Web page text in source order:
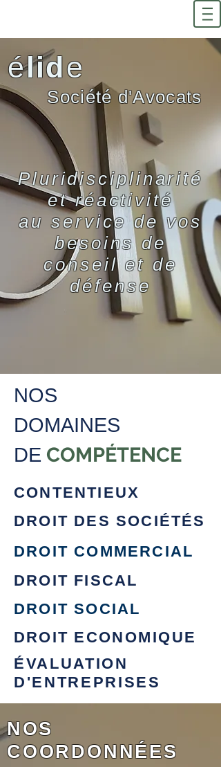
élide
Société d'Avocats
Pluridisciplinarité
et réactivité
au service de vos
besoins de
conseil et de
défense
NOS
DOMAINES
DE COMPÉTENCE
CONTENTIEUX
DROIT DES SOCIÉTÉS
DROIT COMMERCIAL
DROIT FISCAL​
DROIT SOCIAL
DROIT ECONOMIQUE
ÉVALUATION
D'ENTREPRISES
NOS
COORDONNÉES